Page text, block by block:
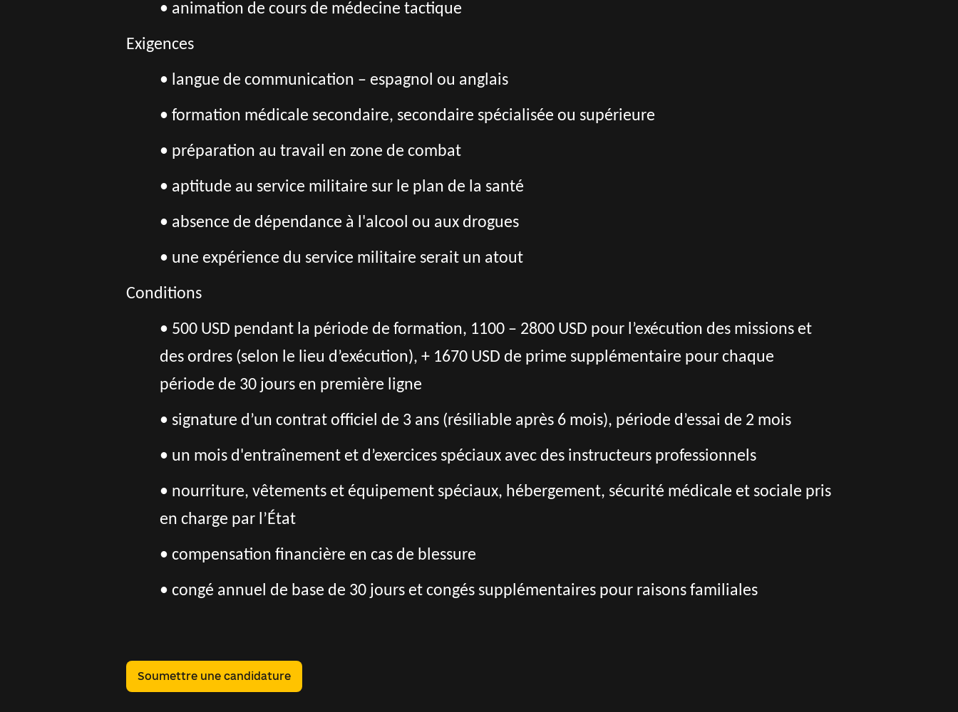
• animation de cours de médecine tactique
Exigences
• langue de communication – espagnol ou anglais
• formation médicale secondaire, secondaire spécialisée ou supérieure
• préparation au travail en zone de combat
• aptitude au service militaire sur le plan de la santé
• absence de dépendance à l'alcool ou aux drogues
• une expérience du service militaire serait un atout
Conditions
• 500 USD pendant la période de formation, 1100 – 2800 USD pour l’exécution des missions et
des ordres (selon le lieu d’exécution), + 1670 USD de prime supplémentaire pour chaque
période de 30 jours en première ligne
• signature d’un contrat officiel de 3 ans (résiliable après 6 mois), période d’essai de 2 mois
• un mois d'entraînement et d’exercices spéciaux avec des instructeurs professionnels
• nourriture, vêtements et équipement spéciaux, hébergement, sécurité médicale et sociale pris
en charge par l’État
• compensation financière en cas de blessure
• congé annuel de base de 30 jours et congés supplémentaires pour raisons familiales
Soumettre une candidature